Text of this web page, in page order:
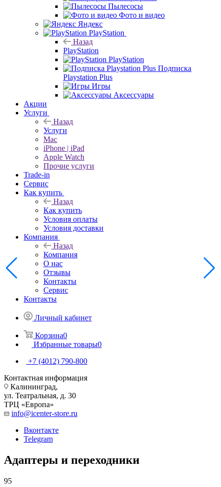
Пылесосы
Фото и видео
Яндекс
PlayStation
Назад
PlayStation
PlayStation
Подписка
Playstation Plus
Игры
Аксессуары
Акции
Услуги
Назад
Услуги
Mac
iPhone | iPad
Apple Watch
Прочие услуги
Trade-in
Сервис
Как купить
Назад
Как купить
Условия оплаты
Условия доставки
Компания
Назад
Компания
О нас
Отзывы
Контакты
Сервис
Контакты
Личный кабинет
Корзина0
Избранные товары0
+7 (4012) 790-800
Контактная информация
Калининград,
ул. Театральная, д. 30
ТРЦ «Европа»
info@icenter-store.ru
Вконтакте
Telegram
Адаптеры и переходники
95